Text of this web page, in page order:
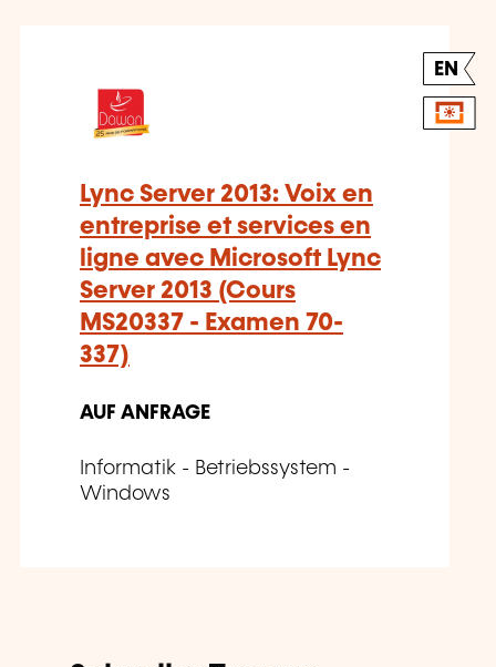
EN
Lync Server 2013: Voix en
entreprise et services en
ligne avec Microsoft Lync
Server 2013 (Cours
MS20337 - Examen 70-
337)
AUF ANFRAGE
Informatik - Betriebssystem -
Windows